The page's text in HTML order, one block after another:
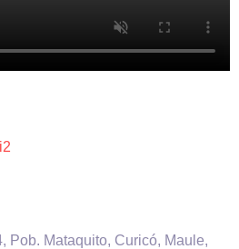
Pob. Mataquito, Curicó, Maule,